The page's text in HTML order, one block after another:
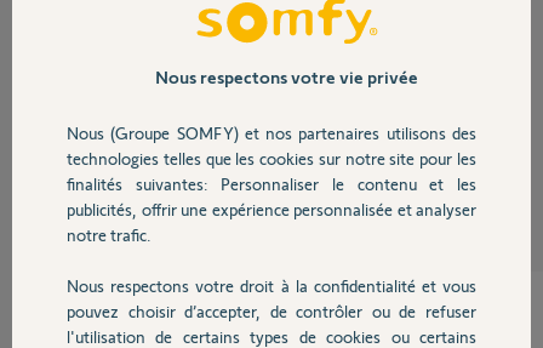
Sécurité
Domotique
Chauffage
Je n'arrive pas à programmer ma nouvelle commande KEYGO
GX257 à mon moteur ELIXO 500 24Vsur porte coulissante. Je fais
comment? est ce compatible? Lors de la livraison en 2007, c'étaient
MICHEL F.
il y a presque 9 ans
Participer au fil de discussion
Nous respectons votre vie privée
Nous (Groupe SOMFY) et nos partenaires utilisons des
technologies telles que les cookies sur notre site pour les
finalités suivantes: Personnaliser le contenu et les
publicités, offrir une expérience personnalisée et analyser
notre trafic.
Nous respectons votre droit à la confidentialité et vous
pouvez choisir d’accepter, de contrôler ou de refuser
l'utilisation de certains types de cookies ou certains